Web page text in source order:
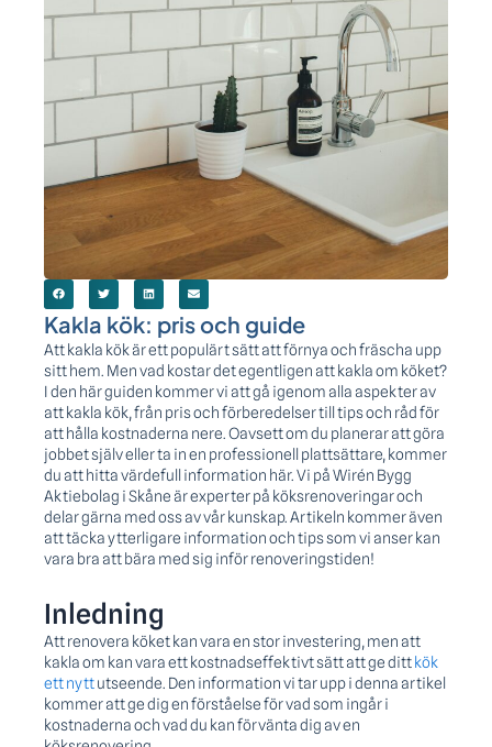
Kakla kök: pris och guide
Att kakla kök är ett populärt sätt att förnya och fräscha upp
sitt hem. Men vad kostar det egentligen att kakla om köket?
I den här guiden kommer vi att gå igenom alla aspekter av
att kakla kök, från pris och förberedelser till tips och råd för
att hålla kostnaderna nere. Oavsett om du planerar att göra
jobbet själv eller ta in en professionell plattsättare, kommer
du att hitta värdefull information här. Vi på Wirén Bygg
Aktiebolag i Skåne är experter på köksrenoveringar och
delar gärna med oss av vår kunskap. Artikeln kommer även
att täcka ytterligare information och tips som vi anser kan
vara bra att bära med sig inför renoveringstiden!
Inledning
Att renovera köket kan vara en stor investering, men att
kakla om kan vara ett kostnadseffektivt sätt att ge ditt kök
ett nyttutseende. Den information vi tar upp i denna artikel
kommer att ge dig en förståelse för vad som ingår i
kostnaderna och vad du kan förvänta dig av en